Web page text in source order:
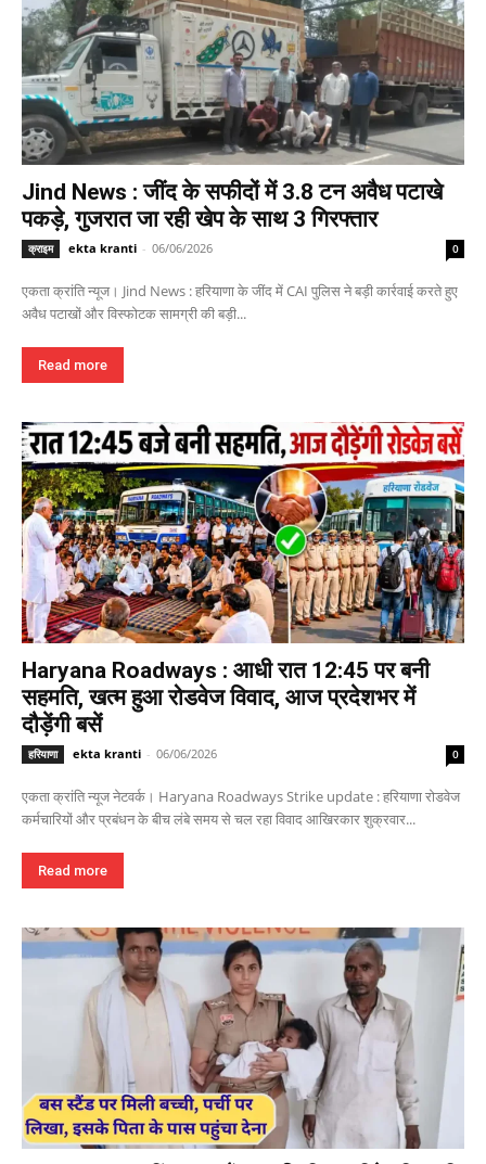
Jind News : जींद के सफीदों में 3.8 टन अवैध पटाखे
पकड़े, गुजरात जा रही खेप के साथ 3 गिरफ्तार
क्राइम ekta kranti - 06/06/2026 0
एकता क्रांति न्यूज। Jind News : हरियाणा के जींद में CAI पुलिस ने बड़ी कार्रवाई करते हुए
अवैध पटाखों और विस्फोटक सामग्री की बड़ी...
Read more
Haryana Roadways : आधी रात 12:45 पर बनी
सहमति, खत्म हुआ रोडवेज विवाद, आज प्रदेशभर में
दौड़ेंगी बसें
हरियाणा ekta kranti - 06/06/2026 0
एकता क्रांति न्यूज नेटवर्क। Haryana Roadways Strike update : हरियाणा रोडवेज
कर्मचारियों और प्रबंधन के बीच लंबे समय से चल रहा विवाद आखिरकार शुक्रवार...
Read more